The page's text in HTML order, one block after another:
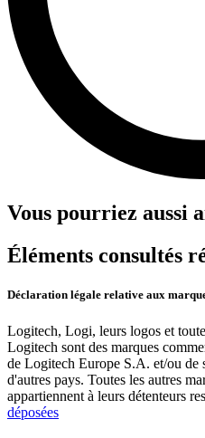
Vous pourriez aussi
Éléments consultés
Déclaration légale relative aux
Logitech, Logi, leurs logos et
Logitech sont des marques
de Logitech Europe S.A. et/ou de
d'autres pays. Toutes les autres
appartiennent à leurs détenteurs
déposées